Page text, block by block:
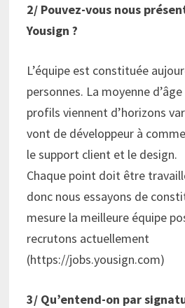
2/ Pouvez-vous nous
Yousign ?
L’équipe est constituée
personnes. La moyenne
profils viennent d’horizons
vont de développeur à
le support client et le design.
Chaque point doit être
donc nous essayons de
mesure la meilleure équipe
recrutons actuellement
(https://jobs.yousign.com)
3/ Qu’entend-on par